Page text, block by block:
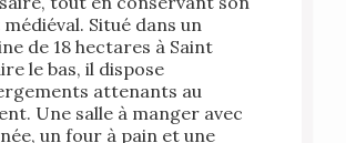
Situé dans un
de 18 hectares à Saint
le bas, il dispose
attenants au
Une salle à manger avec
un four à pain et une